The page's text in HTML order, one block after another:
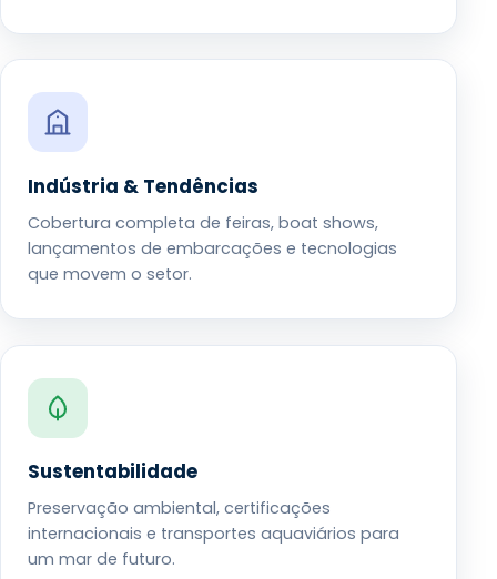
Indústria & Tendências
Cobertura completa de feiras, boat shows,
lançamentos de embarcações e tecnologias
que movem o setor.
Sustentabilidade
Preservação ambiental, certificações
internacionais e transportes aquaviários para
um mar de futuro.